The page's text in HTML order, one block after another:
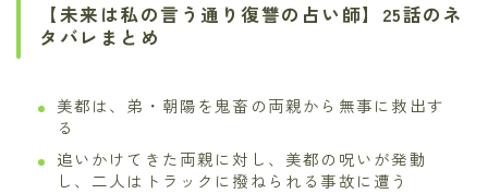
【未来は私の言う通り復讐の占い師】25話のネ
タバレまとめ
美都は、弟・朝陽を鬼畜の両親から無事に救出す
る
追いかけてきた両親に対し、美都の呪いが発動
し、二人はトラックに撥ねられる事故に遭う